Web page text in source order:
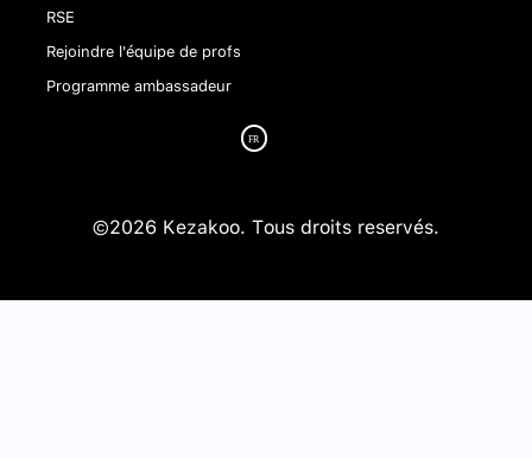
RSE
Rejoindre l'équipe de profs
Programme ambassadeur
©2026 Kezakoo. Tous droits reservés.